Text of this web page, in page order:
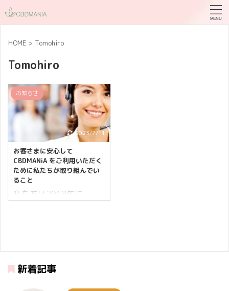
HOME > Tomohiro
Tomohiro
お知らせ
2023/7/11
お客さまに安心して
CBDMANiA をご利用いただく
ために私たちが取り組んでい
ること
私たちは2018年に
すが、2020年あたりか
ら有名人が使い始めるよ
新着記事